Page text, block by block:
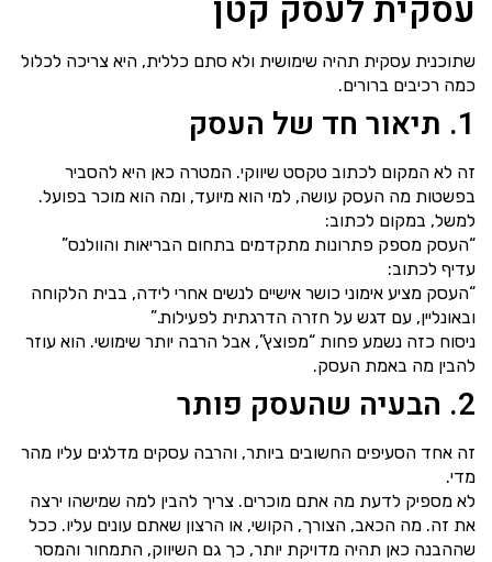
עסקית לעסק קטן
שתוכנית עסקית תהיה שימושית ולא סתם כללית, היא צריכה לכלול
כמה רכיבים ברורים.
1. תיאור חד של העסק
זה לא המקום לכתוב טקסט שיווקי. המטרה כאן היא להסביר
בפשטות מה העסק עושה, למי הוא מיועד, ומה הוא מוכר בפועל.
למשל, במקום לכתוב:
“העסק מספק פתרונות מתקדמים בתחום הבריאות והוולנס”
עדיף לכתוב:
“העסק מציע אימוני כושר אישיים לנשים אחרי לידה, בבית הלקוחה
ובאונליין, עם דגש על חזרה הדרגתית לפעילות.”
ניסוח כזה נשמע פחות “מפוצץ”, אבל הרבה יותר שימושי. הוא עוזר
להבין מה באמת העסק.
2. הבעיה שהעסק פותר
זה אחד הסעיפים החשובים ביותר, והרבה עסקים מדלגים עליו מהר
מדי.
לא מספיק לדעת מה אתם מוכרים. צריך להבין למה שמישהו ירצה
את זה. מה הכאב, הצורך, הקושי, או הרצון שאתם עונים עליו. ככל
שההבנה כאן תהיה מדויקת יותר, כך גם השיווק, התמחור והמסר